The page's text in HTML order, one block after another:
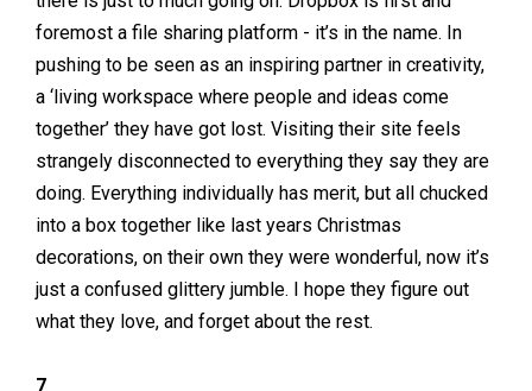
foremost a file sharing platform - it’s in the name. In
pushing to be seen as an inspiring partner in creativity,
a ‘living workspace where people and ideas come
together’ they have got lost. Visiting their site feels
strangely disconnected to everything they say they are
doing. Everything individually has merit, but all chucked
into a box together like last years Christmas
decorations, on their own they were wonderful, now it’s
just a confused glittery jumble. I hope they figure out
what they love, and forget about the rest.
7